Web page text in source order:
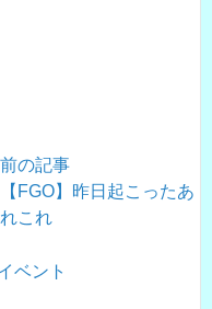
前の記事
【FGO】昨日起こったあ
れこれ
ベント